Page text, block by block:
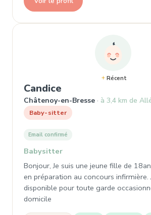
Récent
Candice
Châtenoy-en-Bresse à 3,4 km de
Baby-sitter
Email confirmé
Babysitter
Bonjour, Je suis une jeune fille de
en préparation au concours infirmière.
disponible pour toute garde
domicile